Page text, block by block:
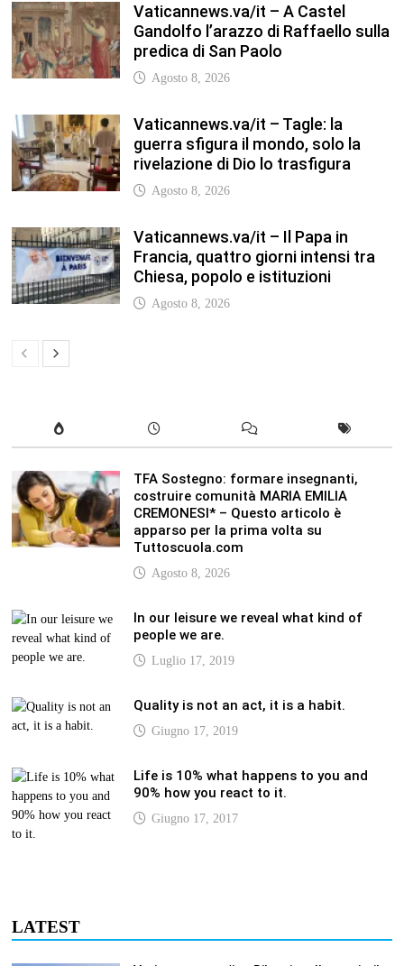
Vaticannews.va/it – A Castel
Gandolfo l’arazzo di Raffaello sulla
predica di San Paolo
Agosto 8, 2026
Vaticannews.va/it – Tagle: la
guerra sfigura il mondo, solo la
rivelazione di Dio lo trasfigura
Agosto 8, 2026
Vaticannews.va/it – Il Papa in
Francia, quattro giorni intensi tra
Chiesa, popolo e istituzioni
Agosto 8, 2026
TFA Sostegno: formare insegnanti,
costruire comunità MARIA EMILIA
CREMONESI* – Questo articolo è
apparso per la prima volta su
Tuttoscuola.com
Agosto 8, 2026
In our leisure we reveal what kind of
people we are.
Luglio 17, 2019
Quality is not an act, it is a habit.
Giugno 17, 2019
Life is 10% what happens to you and
90% how you react to it.
Giugno 17, 2017
LATEST